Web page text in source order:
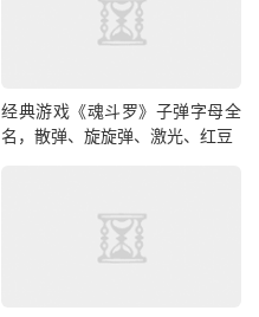
经典游戏《魂斗罗》子弹字母全
名，散弹、旋旋弹、激光、红豆